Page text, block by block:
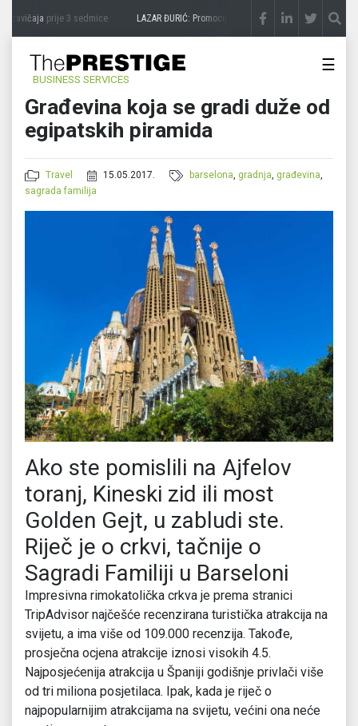
zavičajaprije 3 sedmice LAZAR ĐURIĆ: Promocija potencijal pretvara u destinaciju
BUSINESS SERVICES
☰
Građevina koja se gradi duže od
egipatskih piramida
Travel 15.05.2017. barselona, gradnja, građevina,
sagrada familija
Ako ste pomislili na Ajfelov
toranj, Kineski zid ili most
Golden Gejt, u zabludi ste.
Riječ je o crkvi, tačnije o
Sagradi Familiji u Barseloni
Impresivna rimokatolička crkva je prema stranici
TripAdvisor najčešće recenzirana turistička atrakcija na
svijetu, a ima više od 109.000 recenzija. Takođe,
prosječna ocjena atrakcije iznosi visokih 4.5.
Najposjećenija atrakcija u Španiji godišnje privlači više
od tri miliona posjetilaca. Ipak, kada je riječ o
najpopularnijim atrakcijama na svijetu, većini ona neće